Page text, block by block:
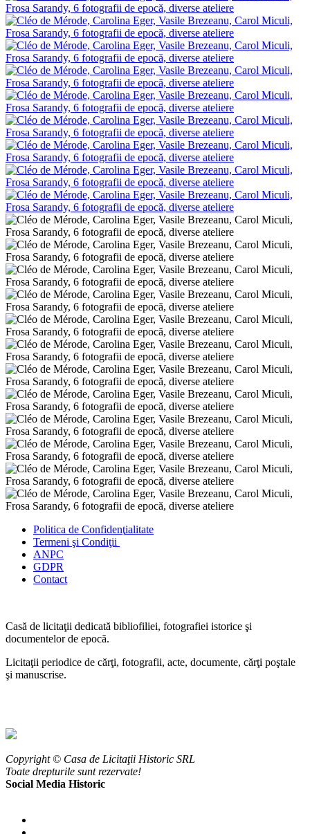
Politica de Confidenţialitate
Termeni şi Condiţii
ANPC
GDPR
Contact
Casă de licitaţii dedicată bibliofiliei, fotografiei istorice şi
documentelor de epocă.
Licitaţii periodice de cărţi, fotografii, acte, documente, cărţi poştale
şi manuscrise.
Copyright © Casa de Licitaţii Historic SRL
Toate drepturile sunt rezervate!
Social Media Historic